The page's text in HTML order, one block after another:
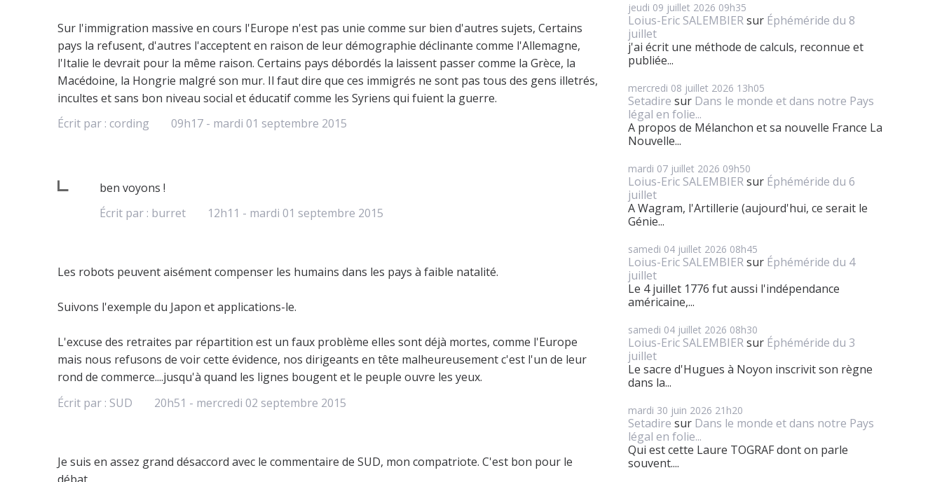
Sur l'immigration massive en cours l'Europe n'est pas unie comme sur bien d'autres sujets, Certains
pays la refusent, d'autres l'acceptent en raison de leur démographie déclinante comme l'Allemagne,
l'Italie le devrait pour la même raison. Certains pays débordés la laissent passer comme la Grèce, la
Macédoine, la Hongrie malgré son mur. Il faut dire que ces immigrés ne sont pas tous des gens illetrés,
incultes et sans bon niveau social et éducatif comme les Syriens qui fuient la guerre.
Écrit par : cording 09h17- mardi 01 septembre 2015
ben voyons !
Écrit par : burret 12h11 - mardi 01 septembre 2015
Les robots peuvent aisément compenser les humains dans les pays à faible natalité.
Suivons l'exemple du Japon et applications-le.
L'excuse des retraites par répartition est un faux problème elles sont déjà mortes, comme l'Europe
mais nous refusons de voir cette évidence, nos dirigeants en tête malheureusement c'est l'un de leur
rond de commerce....jusqu'à quand les lignes bougent et le peuple ouvre les yeux.
Écrit par : SUD 20h51 - mercredi 02 septembre 2015
Je suis en assez grand désaccord avec le commentaire de SUD, mon compatriote. C'est bon pour le
jeudi 09 juillet 2026 09h35
Loius-Eric SALEMBIERsur Éphéméride du 8
juillet
j'ai écrit une méthode de calculs, reconnue et
publiée...
mercredi 08 juillet 2026 13h05
Setadire sur Dans le monde et dans notre Pays
légal en folie...
A propos de Mélanchon et sa nouvelle France La
Nouvelle...
mardi 07 juillet 2026 09h50
Loius-Eric SALEMBIERsur Éphéméride du 6
juillet
A Wagram, l'Artillerie (aujourd'hui, ce serait le
Génie...
samedi 04 juillet 2026 08h45
Loius-Eric SALEMBIERsur Éphéméride du 4
juillet
Le 4 juillet 1776 fut aussi l'indépendance
américaine,...
samedi 04 juillet 2026 08h30
Loius-Eric SALEMBIERsur Éphéméride du 3
juillet
Le sacre d'Hugues à Noyon inscrivit son règne
dans la...
mardi 30 juin 2026 21h20
Setadire sur Dans le monde et dans notre Pays
légal en folie...
Qui est cette Laure TOGRAF dont on parle
souvent....